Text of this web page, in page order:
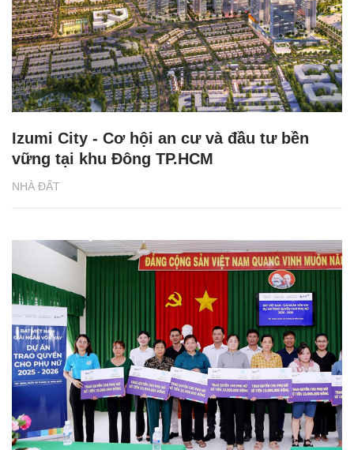
NHÀ ĐẤT
Izumi City - Cơ hội an cư và đầu tư bền
vững tại khu Đông TP.HCM